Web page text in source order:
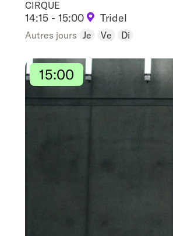
CIRQUE
14:15 - 15:00 Tridel
Autres jours Je Ve Di
15:00